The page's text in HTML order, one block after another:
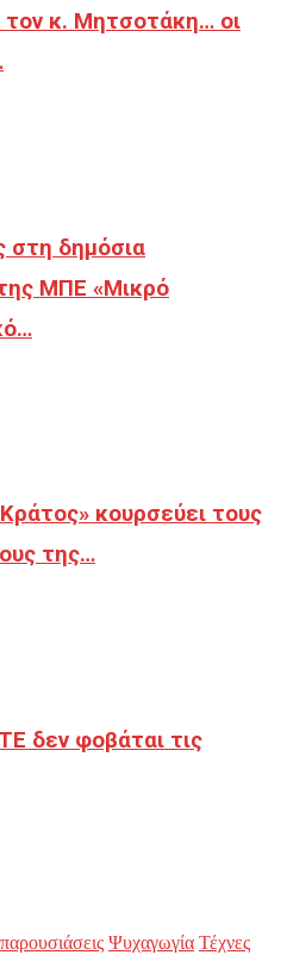
κ. Μητσοτάκη… οι
στη δημόσια
ΜΠΕ «Μικρό
κουρσεύει τους
της…
δεν φοβάται τις
Ψυχαγωγία Τέχνες